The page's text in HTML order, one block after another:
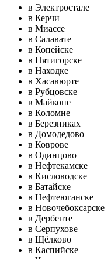
в Электростале
в Керчи
в Миассе
в Салавате
в Копейске
в Пятигорске
в Находке
в Хасавюрте
в Рубцовске
в Майкопе
в Коломне
в Березниках
в Домодедово
в Коврове
в Одинцово
в Нефтекамске
в Кисловодске
в Батайске
в Нефтеюганске
в Новочебоксарске
в Дербенте
в Серпухове
в Щёлково
в Каспийске